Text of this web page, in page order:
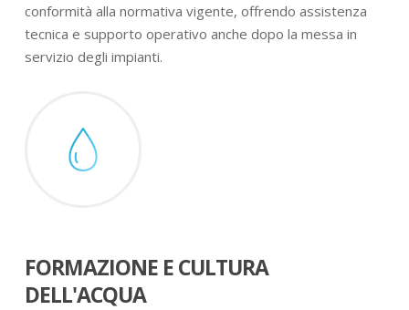
conformità alla normativa vigente, offrendo assistenza
tecnica e supporto operativo anche dopo la messa in
servizio degli impianti.
FORMAZIONE E CULTURA
DELL'ACQUA